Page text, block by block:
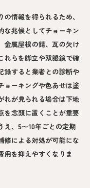
情報を得られるため、
な兆候としてチョーキン
金属屋根の錆、瓦の欠け
れらを脚立や双眼鏡で確
録すると業者との診断や
ョーキングや色あせは塗
れが見られる場合は下地
を念頭に置くことが重要
え、5〜10年ごとの定期
修による対処が可能にな
用を抑えやすくなりま